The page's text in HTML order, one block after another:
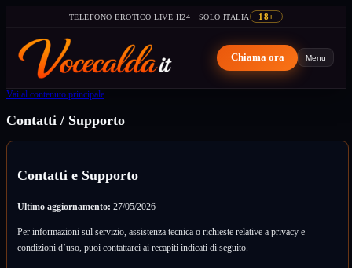
TELEFONO EROTICO LIVE H24 · SOLO ITALIA 18+
Chiama ora Menu
Vai al contenuto principale
Contatti / Supporto
Contatti e Supporto
Ultimo aggiornamento: 27/05/2026
Per informazioni sul servizio, assistenza tecnica o richieste relative a privacy e
condizioni d’uso, puoi contattarci ai recapiti indicati di seguito.